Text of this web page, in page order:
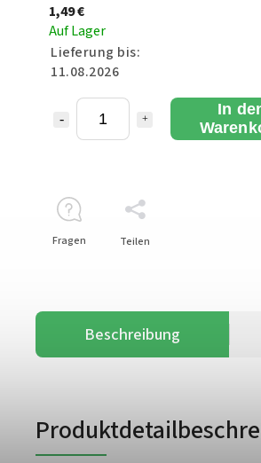
1,49 €
Auf Lager
Lieferung bis:
11.08.2026
In
Fragen Teilen
Beschreibung